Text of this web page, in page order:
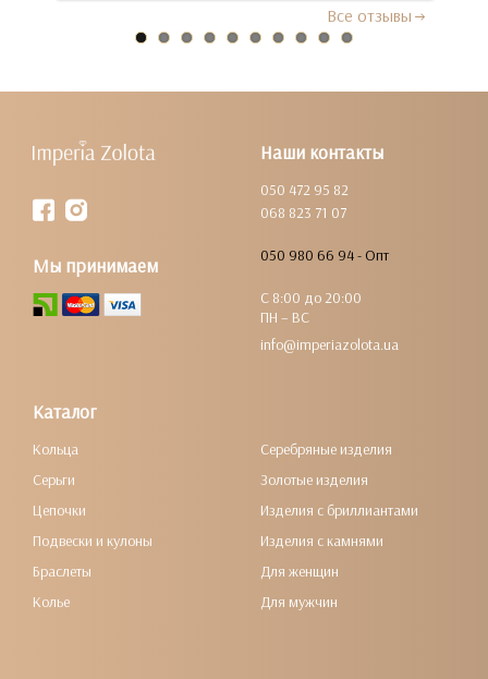
Все отзывы
Наши контакты
050 472 95 82
068 823 71 07
050 980 66 94 - Опт
С 8:00 до 20:00
ПН – ВС
info@imperiazolota.ua
Мы принимаем
Каталог
Кольца
Серьги
Цепочки
Подвески и кулоны
Браслеты
Колье
Серебряные изделия
Золотые изделия
Изделия с бриллиантами
Изделия с камнями
Для женщин
Для мужчин